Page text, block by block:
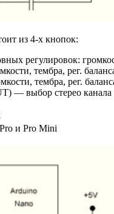
из 4-х кнопок:
регулировок:
тембра, рег.
тембра, рег.
— выбор стерео канала
и Pro Mini